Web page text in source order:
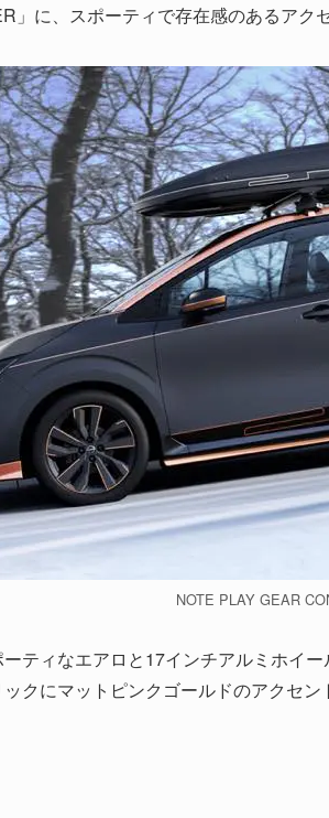
」に、スポーティで存在感のあるアク
NOTE PLAY GEAR
ティなエアロと17インチアルミホイ
ックにマットピンクゴールドのアクセ